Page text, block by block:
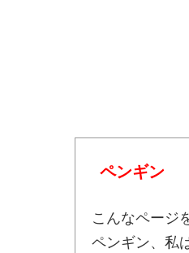
ペンギン
こんなページ
ペンギン、私